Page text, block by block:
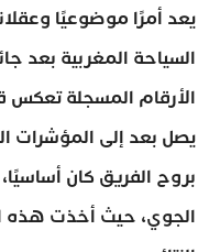
يعد أمرًا موضوعيًا
الأرقام المسجلة
يصل بعد إلى المؤشرات
بروح الفريق كان
الجوي، حيث أخذت هذه